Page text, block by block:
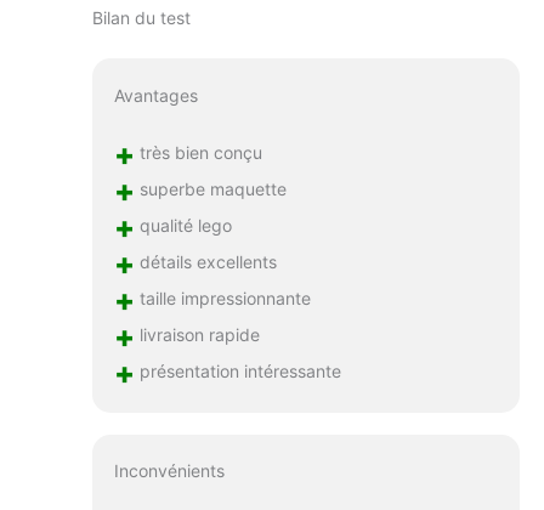
Bilan du test
Avantages
+ très bien conçu
+ superbe maquette
+ qualité lego
+ détails excellents
+ taille impressionnante
+ livraison rapide
+ présentation intéressante
Inconvénients